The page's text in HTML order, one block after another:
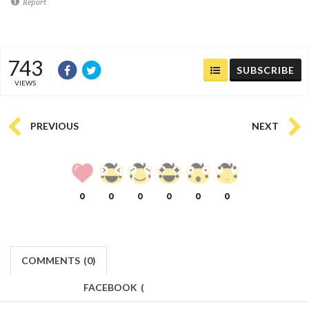
743
VIEWS
SUBSCRIBE
PREVIOUS NEXT
0 0 0 0 0 0
COMMENTS (0)
FACEBOOK (